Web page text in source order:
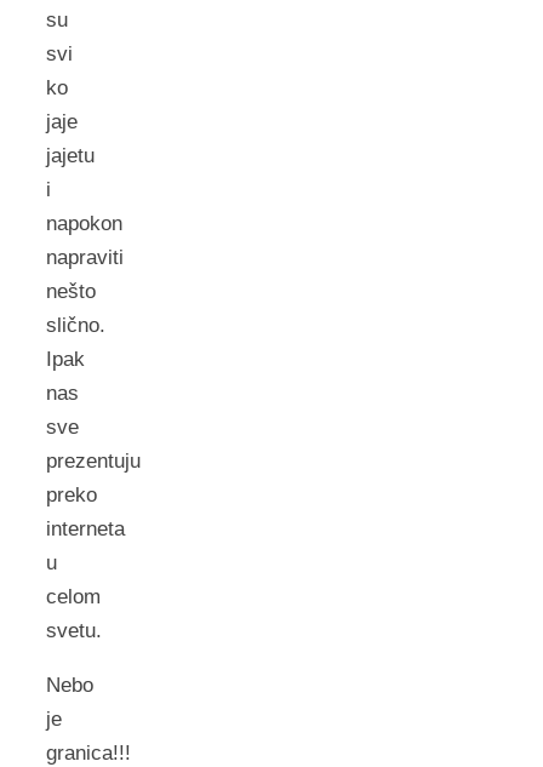
su
svi
ko
jaje
jajetu
i
napokon
napraviti
nešto
slično.
Ipak
nas
sve
prezentuju
preko
interneta
u
celom
svetu.
Nebo
je
granica!!!